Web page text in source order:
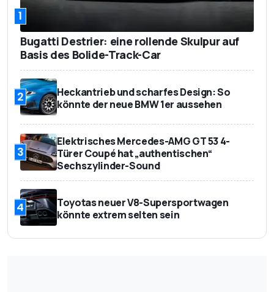
1
Bugatti Destrier: eine rollende Skulpur auf
Basis des Bolide-Track-Car
2
Heckantrieb und scharfes Design: So
könnte der neue BMW 1er aussehen
3
Elektrisches Mercedes-AMG GT 53 4-
Türer Coupé hat „authentischen“
Sechszylinder-Sound
4
Toyotas neuer V8-Supersportwagen
könnte extrem selten sein